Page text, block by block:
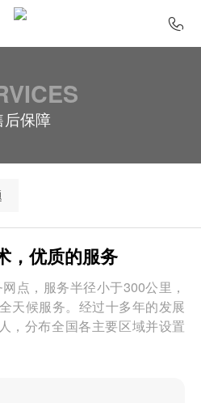
后保障
，优质的服务
点，服务半径小于300公里，
天候服务。经过十多年的发展
，分布全国各主要区域并设置